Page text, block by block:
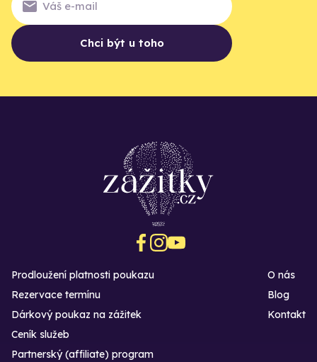
Chci být u toho
Prodloužení platnosti poukazu
Rezervace termínu
Dárkový poukaz na zážitek
O nás
Blog
Kontakt
Ceník služeb
Partnerský (affiliate) program